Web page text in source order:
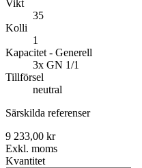
Vikt
35
Kolli
1
Kapacitet - Generell
3x GN 1/1
Tillförsel
neutral
Särskilda referenser
9 233,00 kr
Exkl. moms
Kvantitet